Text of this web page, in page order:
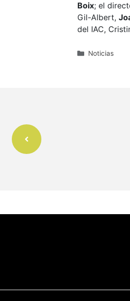
Boix; el
Gil-Albert,
del IAC,
Categorías
Noticias